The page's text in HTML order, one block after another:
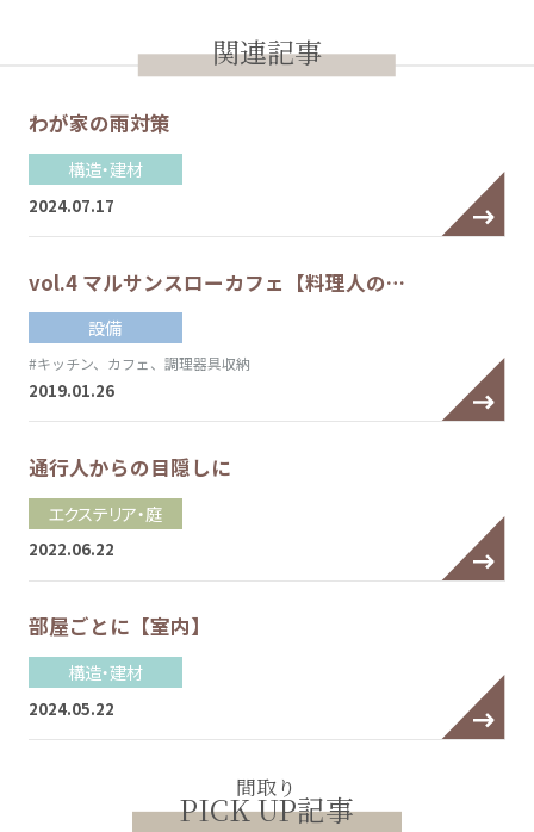
関連記事
わが家の雨対策
構造・建材
2024.07.17
vol.4 マルサンスローカフェ【料理人の…
設備
#キッチン、カフェ、調理器具収納
2019.01.26
通行人からの目隠しに
エクステリア・庭
2022.06.22
部屋ごとに【室内】
構造・建材
2024.05.22
間取り
PICK UP記事